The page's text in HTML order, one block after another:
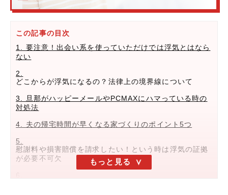
この記事の目次
1. 要注意！出会い系を使っていただけでは浮気とはなら
ない
2.
どこからが浮気になるの？法律上の境界線について
3. 旦那がハッピーメールやPCMAXにハマっている時の
対処法
4. 夫の帰宅時間が早くなる家づくりのポイント5つ
5.
慰謝料や損害賠償を請求したい！という時は浮気の証拠
が必要不可欠
もっと見る